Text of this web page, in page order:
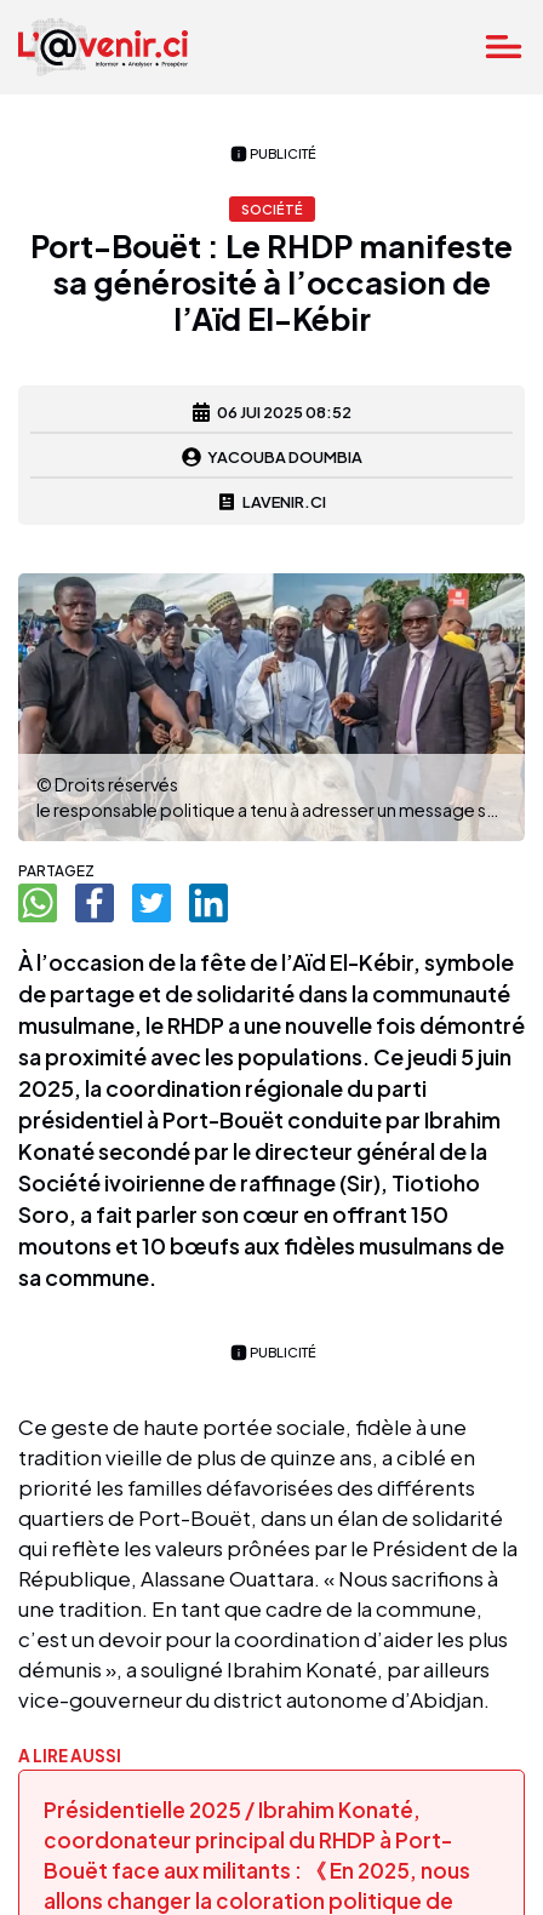
PUBLICITÉ
SOCIÉTÉ
Port-Bouët : Le RHDP manifeste
sa générosité à l’occasion de
l’Aïd El-Kébir
06 JUI 2025 08:52
YACOUBA DOUMBIA
LAVENIR.CI
© Droits réservés
PARTAGEZ
À l’occasion de la fête de l’Aïd El-Kébir, symbole
de partage et de solidarité dans la communauté
musulmane, le RHDP a une nouvelle fois démontré
sa proximité avec les populations. Ce jeudi 5 juin
2025, la coordination régionale du parti
présidentiel à Port-Bouët conduite par Ibrahim
Konaté secondé par le directeur général de la
Société ivoirienne de raffinage (Sir), Tiotioho
Soro, a fait parler son cœur en offrant 150
moutons et 10 bœufs aux fidèles musulmans de
sa commune.
PUBLICITÉ
Ce geste de haute portée sociale, fidèle à une
tradition vieille de plus de quinze ans, a ciblé en
priorité les familles défavorisées des différents
quartiers de Port-Bouët, dans un élan de solidarité
qui reflète les valeurs prônées par le Président de la
République, Alassane Ouattara. « Nous sacrifions à
une tradition. En tant que cadre de la commune,
c’est un devoir pour la coordination d’aider les plus
démunis », a souligné Ibrahim Konaté, par ailleurs
vice-gouverneur du district autonome d’Abidjan.
A LIRE AUSSI
Présidentielle 2025 / Ibrahim Konaté,
coordonateur principal du RHDP à Port-
Bouët face aux militants : 《 En 2025, nous
allons changer la coloration politique de